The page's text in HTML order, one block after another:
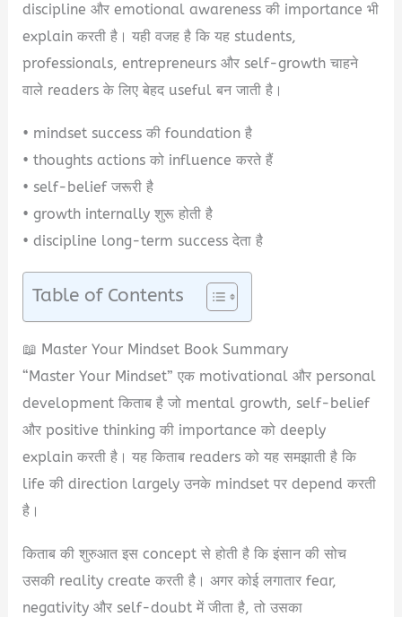
discipline और emotional awareness की importance भी
explain करती है। यही वजह है कि यह students,
professionals, entrepreneurs और self-growth चाहने
वाले readers के लिए बेहद useful बन जाती है।
• mindset success की foundation है
• thoughts actions को influence करते हैं
• self-belief जरूरी है
• growth internally शुरू होती है
• discipline long-term success देता है
Table of Contents
📖 Master Your Mindset Book Summary
“Master Your Mindset” एक motivational और personal
development किताब है जो mental growth, self-belief
और positive thinking की importance को deeply
explain करती है। यह किताब readers को यह समझाती है कि
life की direction largely उनके mindset पर depend करती
है।
किताब की शुरुआत इस concept से होती है कि इंसान की सोच
उसकी reality create करती है। अगर कोई लगातार fear,
negativity और self-doubt में जीता है, तो उसका